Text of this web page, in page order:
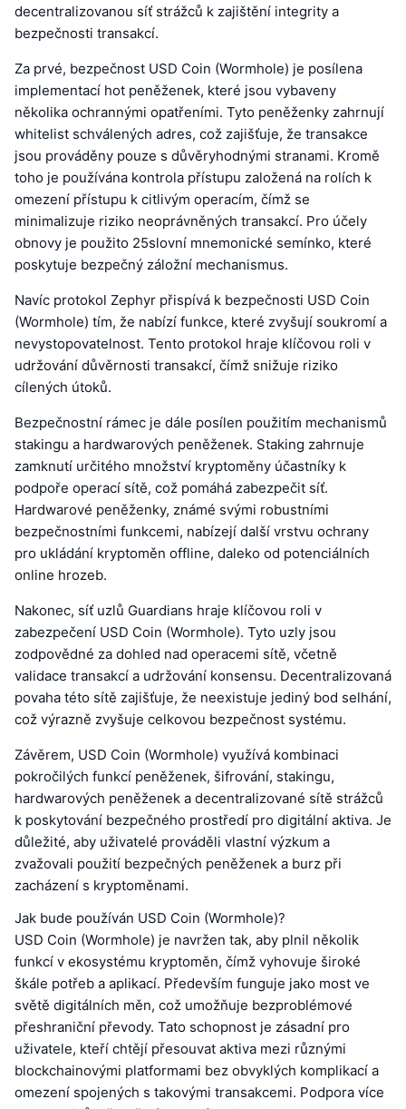
decentralizovanou síť strážců k zajištění integrity a
bezpečnosti transakcí.
Za prvé, bezpečnost USD Coin (Wormhole) je posílena
implementací hot peněženek, které jsou vybaveny
několika ochrannými opatřeními. Tyto peněženky zahrnují
whitelist schválených adres, což zajišťuje, že transakce
jsou prováděny pouze s důvěryhodnými stranami. Kromě
toho je používána kontrola přístupu založená na rolích k
omezení přístupu k citlivým operacím, čímž se
minimalizuje riziko neoprávněných transakcí. Pro účely
obnovy je použito 25slovní mnemonické semínko, které
poskytuje bezpečný záložní mechanismus.
Navíc protokol Zephyr přispívá k bezpečnosti USD Coin
(Wormhole) tím, že nabízí funkce, které zvyšují soukromí a
nevystopovatelnost. Tento protokol hraje klíčovou roli v
udržování důvěrnosti transakcí, čímž snižuje riziko
cílených útoků.
Bezpečnostní rámec je dále posílen použitím mechanismů
stakingu a hardwarových peněženek. Staking zahrnuje
zamknutí určitého množství kryptoměny účastníky k
podpoře operací sítě, což pomáhá zabezpečit síť.
Hardwarové peněženky, známé svými robustními
bezpečnostními funkcemi, nabízejí další vrstvu ochrany
pro ukládání kryptoměn offline, daleko od potenciálních
online hrozeb.
Nakonec, síť uzlů Guardians hraje klíčovou roli v
zabezpečení USD Coin (Wormhole). Tyto uzly jsou
zodpovědné za dohled nad operacemi sítě, včetně
validace transakcí a udržování konsensu. Decentralizovaná
povaha této sítě zajišťuje, že neexistuje jediný bod selhání,
což výrazně zvyšuje celkovou bezpečnost systému.
Závěrem, USD Coin (Wormhole) využívá kombinaci
pokročilých funkcí peněženek, šifrování, stakingu,
hardwarových peněženek a decentralizované sítě strážců
k poskytování bezpečného prostředí pro digitální aktiva. Je
důležité, aby uživatelé prováděli vlastní výzkum a
zvažovali použití bezpečných peněženek a burz při
zacházení s kryptoměnami.
Jak bude používán USD Coin (Wormhole)?
USD Coin (Wormhole) je navržen tak, aby plnil několik
funkcí v ekosystému kryptoměn, čímž vyhovuje široké
škále potřeb a aplikací. Především funguje jako most ve
světě digitálních měn, což umožňuje bezproblémové
přeshraniční převody. Tato schopnost je zásadní pro
uživatele, kteří chtějí přesouvat aktiva mezi různými
blockchainovými platformami bez obvyklých komplikací a
omezení spojených s takovými transakcemi. Podpora více